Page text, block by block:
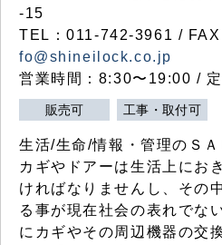
-15
TEL：011-742-3961 /
fo@shineilock.co.jp
営業時間：8:30〜19:00 / 定
販売可 工事・取付可
生活/生命/情報・管理のＳＡ
カギやドアーは生活上にお
ければなりませんし、その
る事が現在社会の表れでな
にカギやその周辺機器の交